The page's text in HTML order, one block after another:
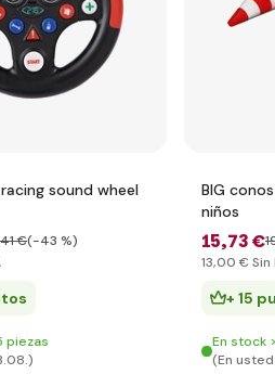
sound wheel
€(-43 %)
piezas
BIG
niños
15,73 €
13,00 € Sin
+ 15
En stock
(En